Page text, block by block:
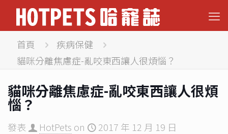
首頁
疾病保健
貓咪分離焦慮症-亂咬東西讓人很煩惱？
貓咪分離焦慮症-亂咬東西讓人很煩
惱？
發表 HotPets on 2017 年 12 月 19 日